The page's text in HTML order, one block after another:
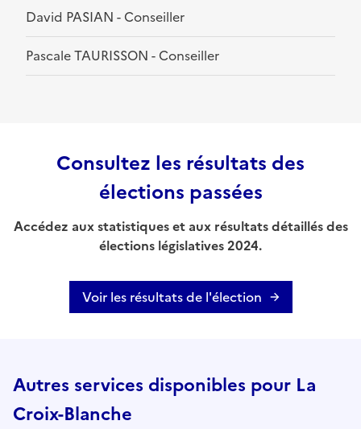
David PASIAN - Conseiller
Pascale TAURISSON - Conseiller
Consultez les résultats des
élections passées
Accédez aux statistiques et aux résultats détaillés des
élections législatives 2024.
Voir les résultats de l'élection
Autres services disponibles pour La
Croix-Blanche